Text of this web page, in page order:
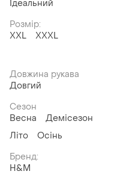
Ідеальний
Розмір:
XXL
XXXL
Довжина рукава
Довгий
Сезон
Весна
Демісезон
Літо
Осінь
Бренд:
H&M